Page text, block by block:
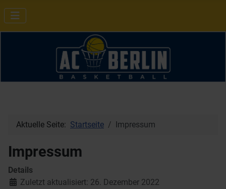
Aktuelle Seite: Startseite Impressum
Impressum
Details
Zuletzt aktualisiert: 26. Dezember 2022